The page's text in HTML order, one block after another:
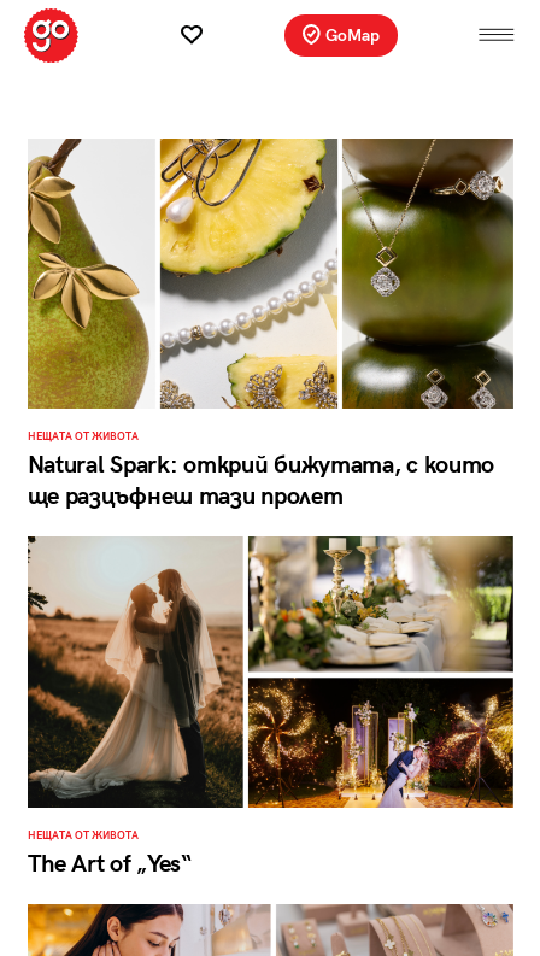
GoMap
НЕЩАТА ОТ ЖИВОТА
Natural Spark: открий бижутата, с които
ще разцъфнеш тази пролет
НЕЩАТА ОТ ЖИВОТА
The Art of „Yes“